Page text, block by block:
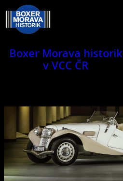
Boxer Morava historik
v VCC ČR
Jsme klub veteránů.